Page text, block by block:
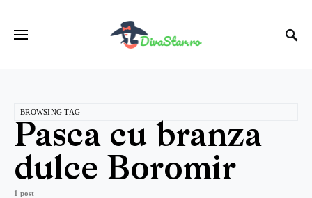
BROWSING TAG
Pasca cu branza
dulce Boromir
1 post